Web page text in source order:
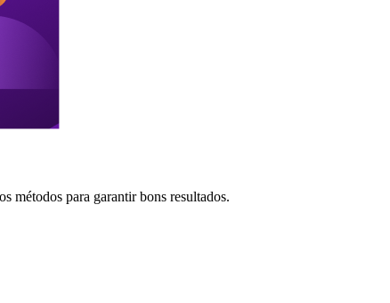
métodos para garantir bons resultados.